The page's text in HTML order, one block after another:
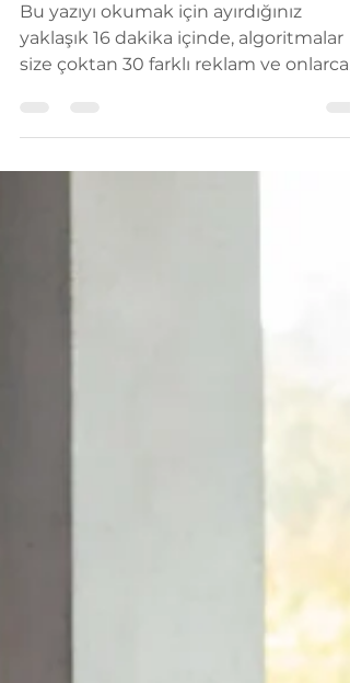
Kaçıyoruz?
Bu yazıyı okumak için ayırdığınız
yaklaşık 16 dakika içinde, algoritmalar
“sahte mutluluk” karesi göstermeye